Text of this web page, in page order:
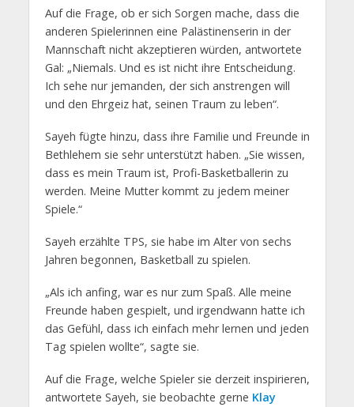
Auf die Frage, ob er sich Sorgen mache, dass die
anderen Spielerinnen eine Palästinenserin in der
Mannschaft nicht akzeptieren würden, antwortete
Gal: „Niemals. Und es ist nicht ihre Entscheidung.
Ich sehe nur jemanden, der sich anstrengen will
und den Ehrgeiz hat, seinen Traum zu leben“.
Sayeh fügte hinzu, dass ihre Familie und Freunde in
Bethlehem sie sehr unterstützt haben. „Sie wissen,
dass es mein Traum ist, Profi-Basketballerin zu
werden. Meine Mutter kommt zu jedem meiner
Spiele.“
Sayeh erzählte TPS, sie habe im Alter von sechs
Jahren begonnen, Basketball zu spielen.
„Als ich anfing, war es nur zum Spaß. Alle meine
Freunde haben gespielt, und irgendwann hatte ich
das Gefühl, dass ich einfach mehr lernen und jeden
Tag spielen wollte“, sagte sie.
Auf die Frage, welche Spieler sie derzeit inspirieren,
antwortete Sayeh, sie beobachte gerne Klay